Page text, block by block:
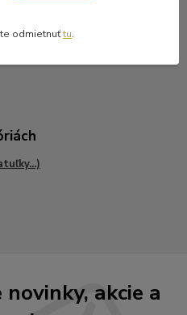
akcie a
odmietnuťtu.